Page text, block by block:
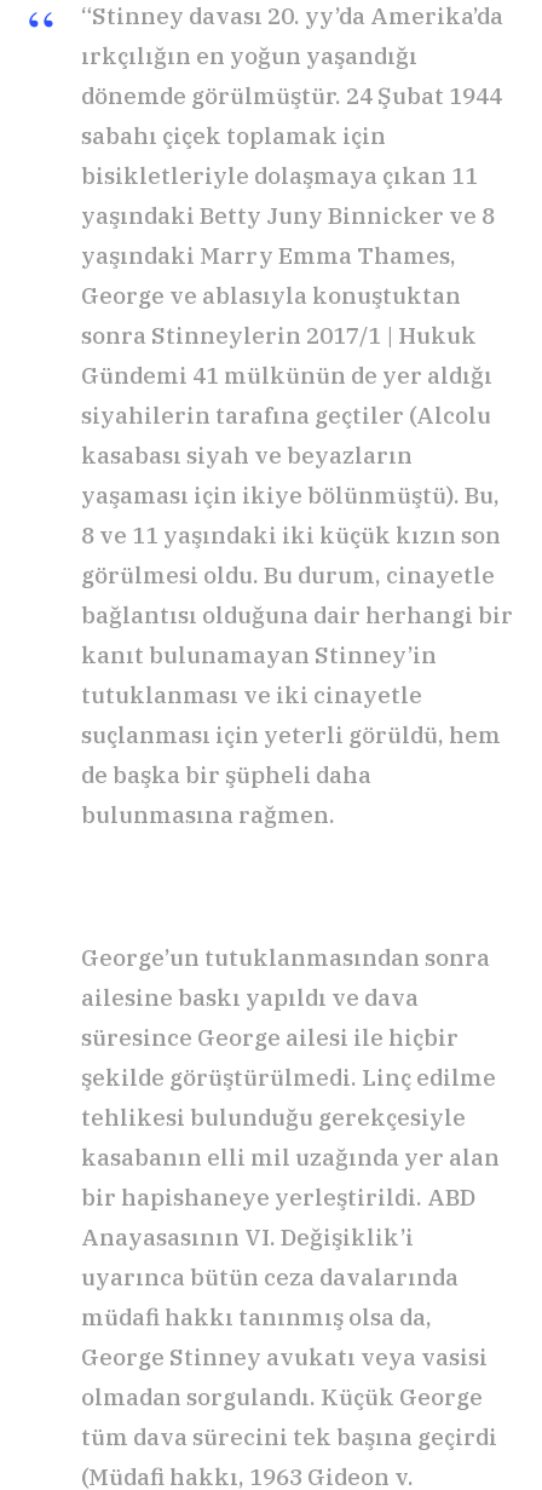
“Stinney davası 20. yy’da Amerika’da
ırkçılığın en yoğun yaşandığı
dönemde görülmüştür. 24 Şubat 1944
sabahı çiçek toplamak için
bisikletleriyle dolaşmaya çıkan 11
yaşındaki Betty Juny Binnicker ve 8
yaşındaki Marry Emma Thames,
George ve ablasıyla konuştuktan
sonra Stinneylerin 2017/1 | Hukuk
Gündemi 41 mülkünün de yer aldığı
siyahilerin tarafına geçtiler (Alcolu
kasabası siyah ve beyazların
yaşaması için ikiye bölünmüştü). Bu,
8 ve 11 yaşındaki iki küçük kızın son
görülmesi oldu. Bu durum, cinayetle
bağlantısı olduğuna dair herhangi bir
kanıt bulunamayan Stinney’in
tutuklanması ve iki cinayetle
suçlanması için yeterli görüldü, hem
de başka bir şüpheli daha
bulunmasına rağmen.
George’un tutuklanmasından sonra
ailesine baskı yapıldı ve dava
süresince George ailesi ile hiçbir
şekilde görüştürülmedi. Linç edilme
tehlikesi bulunduğu gerekçesiyle
kasabanın elli mil uzağında yer alan
bir hapishaneye yerleştirildi. ABD
Anayasasının VI. Değişiklik’i
uyarınca bütün ceza davalarında
müdafi hakkı tanınmış olsa da,
George Stinney avukatı veya vasisi
olmadan sorgulandı. Küçük George
tüm dava sürecini tek başına geçirdi
(Müdafi hakkı, 1963 Gideon v.